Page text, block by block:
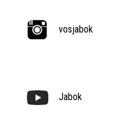
vosjabok
Jabok